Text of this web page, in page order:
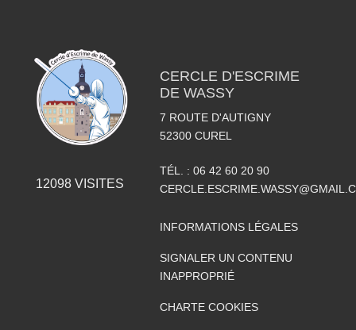
12098VISITES
CERCLE D'ESCRIME
DE WASSY
7 ROUTE D'AUTIGNY
52300 CUREL
TÉL. : 06 42 60 20 90
INFORMATIONS LÉGALES
SIGNALER UN CONTENU
INAPPROPRIÉ
CHARTE COOKIES